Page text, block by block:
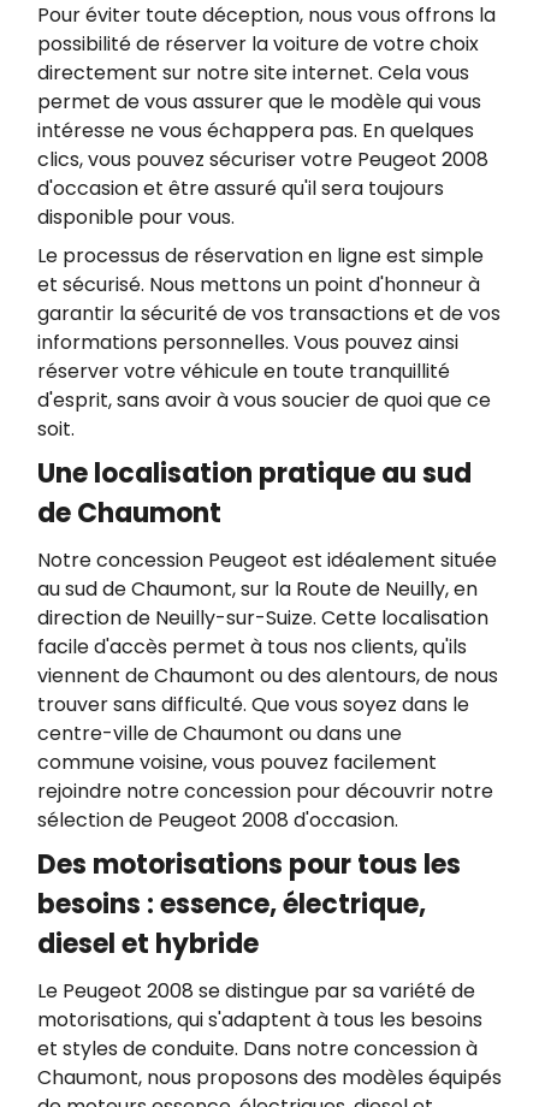
Pour éviter toute déception, nous vous offrons la
possibilité de réserver la voiture de votre choix
directement sur notre site internet. Cela vous
permet de vous assurer que le modèle qui vous
intéresse ne vous échappera pas. En quelques
clics, vous pouvez sécuriser votre Peugeot 2008
d'occasion et être assuré qu'il sera toujours
disponible pour vous.
Le processus de réservation en ligne est simple
et sécurisé. Nous mettons un point d'honneur à
garantir la sécurité de vos transactions et de vos
informations personnelles. Vous pouvez ainsi
réserver votre véhicule en toute tranquillité
d'esprit, sans avoir à vous soucier de quoi que ce
soit.
Une localisation pratique au sud
de Chaumont
Notre concession Peugeot est idéalement située
au sud de Chaumont, sur la Route de Neuilly, en
direction de Neuilly-sur-Suize. Cette localisation
facile d'accès permet à tous nos clients, qu'ils
viennent de Chaumont ou des alentours, de nous
trouver sans difficulté. Que vous soyez dans le
centre-ville de Chaumont ou dans une
commune voisine, vous pouvez facilement
rejoindre notre concession pour découvrir notre
sélection de Peugeot 2008 d'occasion.
Des motorisations pour tous les
besoins : essence, électrique,
diesel et hybride
Le Peugeot 2008 se distingue par sa variété de
motorisations, qui s'adaptent à tous les besoins
et styles de conduite. Dans notre concession à
Chaumont, nous proposons des modèles équipés